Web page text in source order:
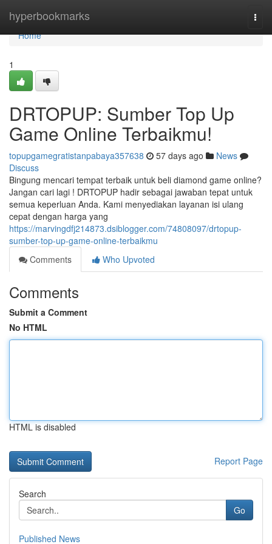
hyperbookmarks
Home
Home
1
DRTOPUP: Sumber Top Up
Game Online Terbaikmu!
topupgamegratistanpabaya357638 57 days ago
News
Discuss
Bingung mencari tempat terbaik untuk beli diamond game online?
Jangan cari lagi ! DRTOPUP hadir sebagai jawaban tepat untuk
semua keperluan Anda. Kami menyediakan layanan isi ulang
cepat dengan harga yang
https://marvingdfj214873.dsiblogger.com/74808097/drtopup-
sumber-top-up-game-online-terbaikmu
Comments
Who Upvoted
Comments
Submit a Comment
No HTML
HTML is disabled
Report Page
Search
Go
Published News